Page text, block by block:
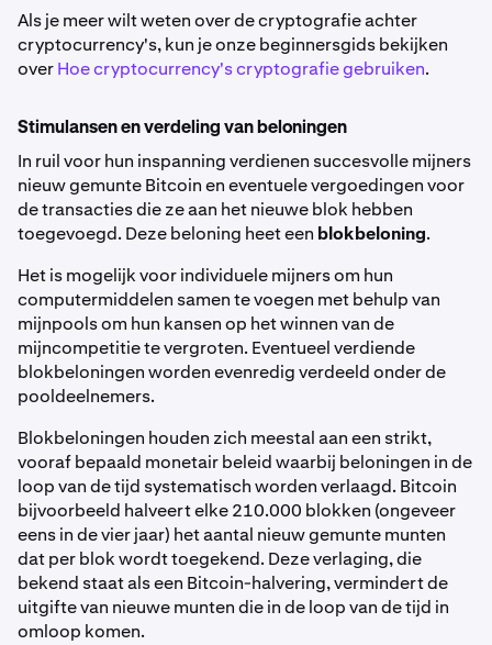
Als je meer wilt weten over de cryptografie achter
cryptocurrency's, kun je onze beginnersgids bekijken
overHoe cryptocurrency's cryptografie gebruiken.
Stimulansen en verdeling van beloningen
In ruil voor hun inspanning verdienen succesvolle mijners
nieuw gemunte Bitcoin en eventuele vergoedingen voor
de transacties die ze aan het nieuwe blok hebben
toegevoegd. Deze beloning heet een blokbeloning.
Het is mogelijk voor individuele mijners om hun
computermiddelen samen te voegen met behulp van
mijnpools om hun kansen op het winnen van de
mijncompetitie te vergroten. Eventueel verdiende
blokbeloningen worden evenredig verdeeld onder de
pooldeelnemers.
Blokbeloningen houden zich meestal aan een strikt,
vooraf bepaald monetair beleid waarbij beloningen in de
loop van de tijd systematisch worden verlaagd. Bitcoin
bijvoorbeeld halveert elke 210.000 blokken (ongeveer
eens in de vier jaar) het aantal nieuw gemunte munten
dat per blok wordt toegekend. Deze verlaging, die
bekend staat als een Bitcoin-halvering, vermindert de
uitgifte van nieuwe munten die in de loop van de tijd in
omloop komen.